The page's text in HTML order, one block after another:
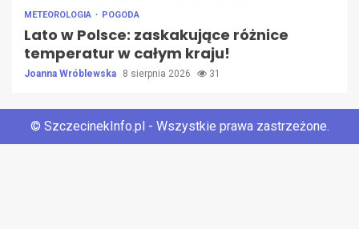
METEOROLOGIA POGODA
Lato w Polsce: zaskakujące różnice
temperatur w całym kraju!
Joanna Wróblewska 8 sierpnia 2026 31
© SzczecinekInfo.pl - Wszystkie prawa zastrzeżone.